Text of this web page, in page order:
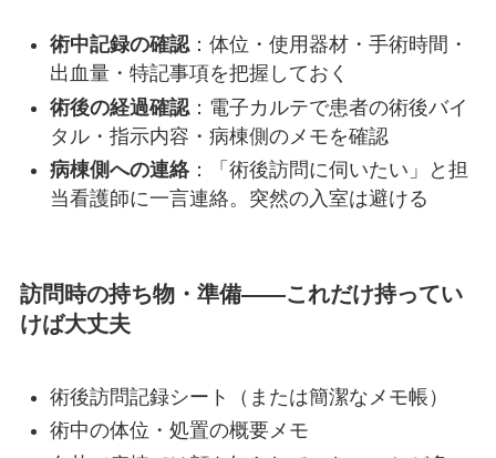
術中記録の確認：体位・使用器材・手術時間・
出血量・特記事項を把握しておく
術後の経過確認：電子カルテで患者の術後バイ
タル・指示内容・病棟側のメモを確認
病棟側への連絡：「術後訪問に伺いたい」と担
当看護師に一言連絡。突然の入室は避ける
訪問時の持ち物・準備——これだけ持ってい
けば大丈夫
術後訪問記録シート（または簡潔なメモ帳）
術中の体位・処置の概要メモ